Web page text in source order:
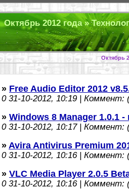
Октябрь 2012 года »
Октябрь
» Free Audio Editor 2012
031-10-2012, 10:19 | Коммент:
» Windows 8 Manager 1.0.1
031-10-2012, 10:17 | Коммент:
» Avira Antivirus Premium
031-10-2012, 10:16 | Коммент:
» VLC Media Player 2.0.5
031-10-2012, 10:16 | Коммент: